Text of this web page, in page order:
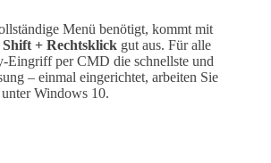
Menü benötigt, kommt mit
Shift + Rechtsklick gut aus. Für alle
Eingriff per CMD die schnellste und
– einmal eingerichtet, arbeiten Sie
Windows 10.